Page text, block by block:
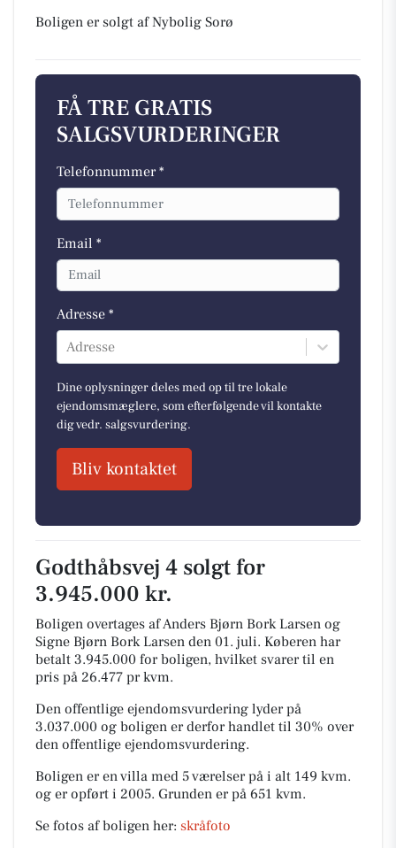
Boligen er solgt af Nybolig Sorø
FÅ TRE GRATIS
SALGSVURDERINGER
Telefonnummer *
Email *
Adresse *
Adresse
Dine oplysninger deles med op til tre lokale
ejendomsmæglere, som efterfølgende vil kontakte
dig vedr. salgsvurdering.
Bliv kontaktet
Godthåbsvej 4 solgt for
3.945.000 kr.
Boligen overtages af Anders Bjørn Bork Larsen og
Signe Bjørn Bork Larsen den 01. juli. Køberen har
betalt 3.945.000 for boligen, hvilket svarer til en
pris på 26.477 pr kvm.
Den offentlige ejendomsvurdering lyder på
3.037.000 og boligen er derfor handlet til 30% over
den offentlige ejendomsvurdering.
Boligen er en villa med 5 værelser på i alt 149 kvm.
og er opført i 2005. Grunden er på 651 kvm.
Se fotos af boligen her: skråfoto